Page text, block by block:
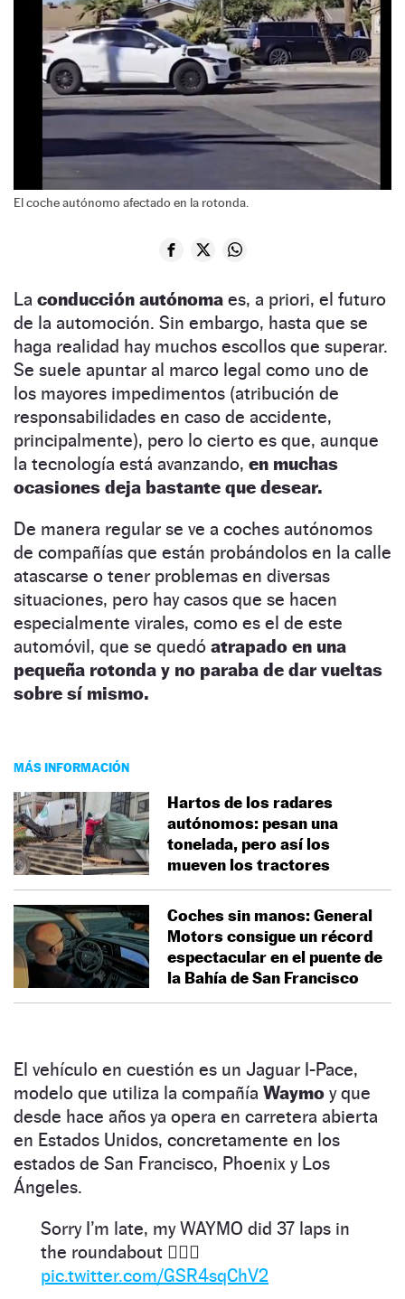
El coche autónomo afectado en la rotonda.
La conducción autónoma es, a priori, el futuro
de la automoción. Sin embargo, hasta que se
haga realidad hay muchos escollos que superar.
Se suele apuntar al marco legal como uno de
los mayores impedimentos (atribución de
responsabilidades en caso de accidente,
principalmente), pero lo cierto es que, aunque
la tecnología está avanzando, en muchas
ocasiones deja bastante que desear.
De manera regular se ve a coches autónomos
de compañías que están probándolos en la calle
atascarse o tener problemas en diversas
situaciones, pero hay casos que se hacen
especialmente virales, como es el de este
automóvil, que se quedó atrapado en una
pequeña rotonda y no paraba de dar vueltas
sobre sí mismo.
MÁS INFORMACIÓN
Hartos de los radares
autónomos: pesan una
tonelada, pero así los
mueven los tractores
Coches sin manos: General
Motors consigue un récord
espectacular en el puente de
la Bahía de San Francisco
El vehículo en cuestión es un Jaguar I-Pace,
modelo que utiliza la compañía Waymo y que
desde hace años ya opera en carretera abierta
en Estados Unidos, concretamente en los
estados de San Francisco, Phoenix y Los
Ángeles.
Sorry I’m late, my WAYMO did 37 laps in
the roundabout 💁🏻‍♂️
pic.twitter.com/GSR4sqChV2